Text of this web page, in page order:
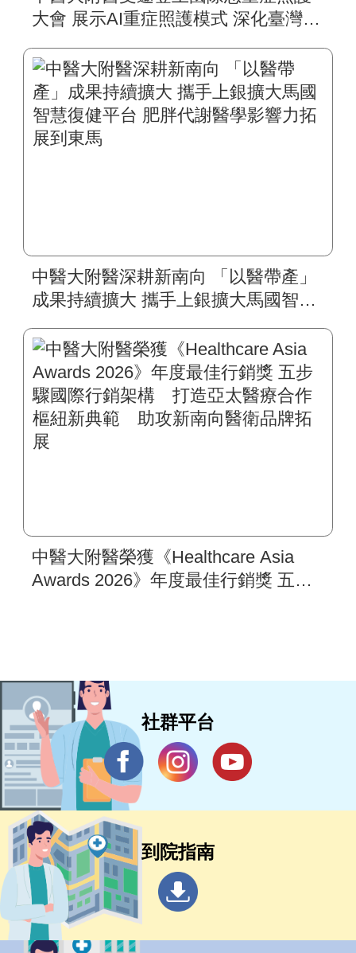
大會 展示AI重症照護模式 深化臺灣智
中醫大附醫深耕新南向 「以醫帶產」
成果持續擴大 攜手上銀擴大馬國智慧
東馬
中醫大附醫榮獲《Healthcare Asia
Awards 2026》年度最佳行銷獎 五步
社群平台
到院指南